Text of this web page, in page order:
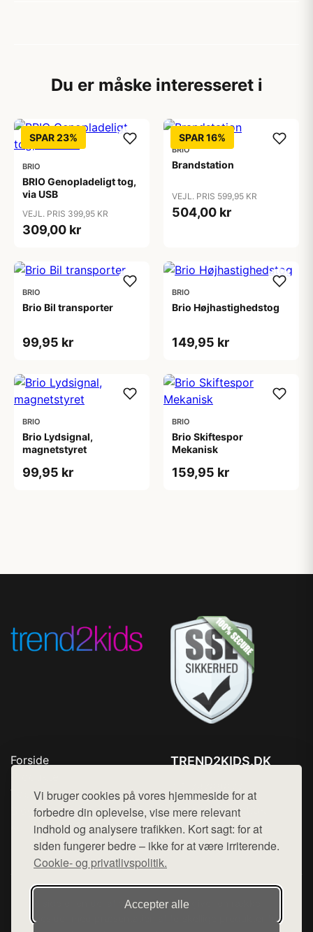
Vi bruger cookies på vores hjemmeside for at
forbedre din oplevelse, vise mere relevant
indhold og analysere trafikken. Kort sagt: for at
siden fungerer bedre – ikke for at være irriterende.
Cookie- og privatlivspolitik.
Accepter alle
Du er måske interesseret i
SPAR 23%
BRIO
BRIO Genopladeligt tog,
via USB
VEJL. PRIS 399,95 KR
309,00 kr
SPAR 16%
BRIO
Brandstation
VEJL. PRIS 599,95 KR
504,00 kr
BRIO
Brio Bil transporter
99,95 kr
BRIO
Brio Højhastighedstog
149,95 kr
BRIO
Brio Lydsignal,
magnetstyret
99,95 kr
BRIO
Brio Skiftespor
Mekanisk
159,95 kr
Forside
Top Rabatter
Blog
Kontakt
TREND2KIDS.DK
Mail: hej@want.dk
Cookie- og privatlivspolitik
Denne side er en del af want.dk, der udgiver en række
hjemmesider med præsentation af forskellige produkter fra